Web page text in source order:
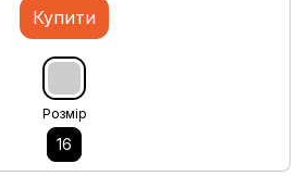
Купити
Розмір
16